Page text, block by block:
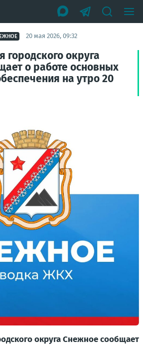
20 мая 2026, 09:32
городского округа
о работе основных
на утро 20
округа Снежное сообщает